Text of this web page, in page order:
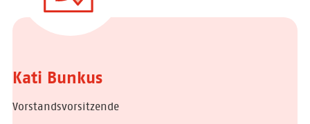
Kati Bunkus
Vorstandsvorsitzende